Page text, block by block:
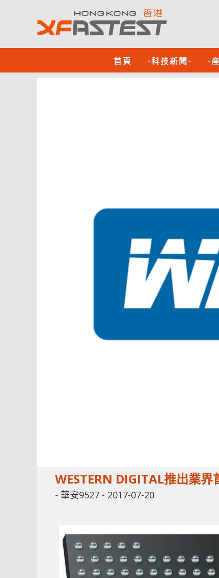
首頁 -科技新聞- -
WESTERN DIGITAL推出業
- 華安9527 - 2017-07-20